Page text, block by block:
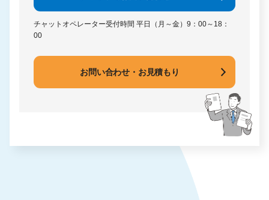
チャットオペレーター受付時間 平日（月～金）9：00～18：
00
お問い合わせ・お見積もり